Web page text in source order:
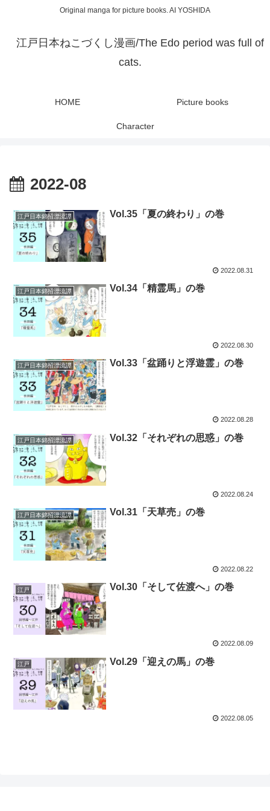
Original manga for picture books. AI YOSHIDA
江戸日本ねこづくし漫画/The Edo period was full of
cats.
HOME Picture books
Character
2022-08
江戸日本錦招漂流譚 Vol.35「夏の終わり」の巻
2022.08.31
江戸日本錦招漂流譚 Vol.34「精霊馬」の巻
2022.08.30
江戸日本錦招漂流譚 Vol.33「盆踊りと浮遊霊」の巻
2022.08.28
江戸日本錦招漂流譚 Vol.32「それぞれの思惑」の巻
2022.08.24
江戸日本錦招漂流譚 Vol.31「天草売」の巻
2022.08.22
江戸 Vol.30「そして佐渡へ」の巻
2022.08.09
江戸 Vol.29「迎えの馬」の巻
2022.08.05